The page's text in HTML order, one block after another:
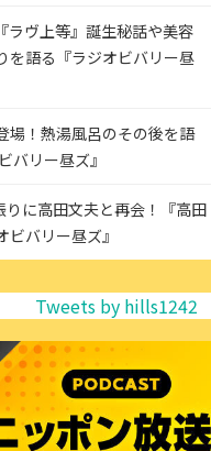
ラヴ上等』誕生秘話や美容
を語る『ラジオビバリー昼
場！熱湯風呂のその後を語
バリー昼ズ』
りに高田文夫と再会！『高田
ビバリー昼ズ』
Tweets by hills1242